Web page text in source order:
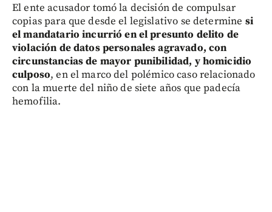
El ente acusador tomó la decisión de compulsar
copias para que desde el legislativo se determine si
el mandatario incurrió en el presunto delito de
violación de datos personales agravado, con
circunstancias de mayor punibilidad, y homicidio
culposo, en el marco del polémico caso relacionado
con la muerte del niño de siete años que padecía
hemofilia.